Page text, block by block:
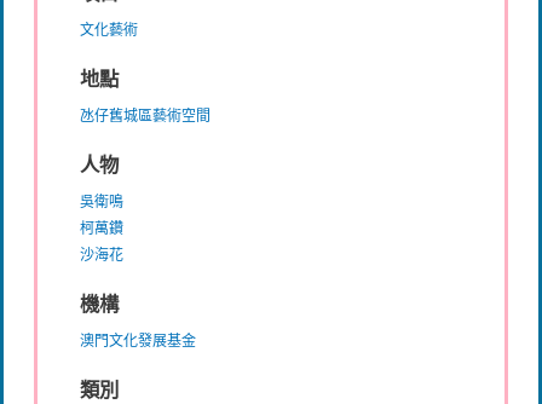
文化藝術
地點
氹仔舊城區藝術空間
人物
吳衛鳴
柯萬鑽
沙海花
機構
澳門文化發展基金
類別